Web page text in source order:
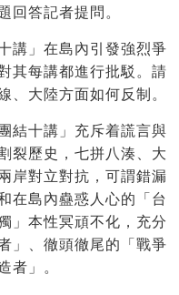
回答記者提問。
講」在島內引發強烈爭
其每講都進行批駁。請
、大陸方面如何反制。
結十講」充斥着謊言與
裂歷史，七拼八湊、大
岸對立對抗，可謂錯漏
在島內蠱惑人心的「台
」本性冥頑不化，充分
」、徹頭徹尾的「戰爭
者」。